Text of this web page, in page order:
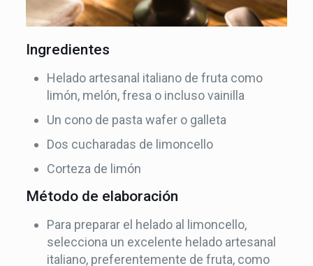
Ingredientes
Helado artesanal italiano de fruta como
limón, melón, fresa o incluso vainilla
Un cono de pasta wafer o galleta
Dos cucharadas de limoncello
Corteza de limón
Método de elaboración
Para preparar el helado al limoncello,
selecciona un excelente helado artesanal
italiano, preferentemente de fruta, como